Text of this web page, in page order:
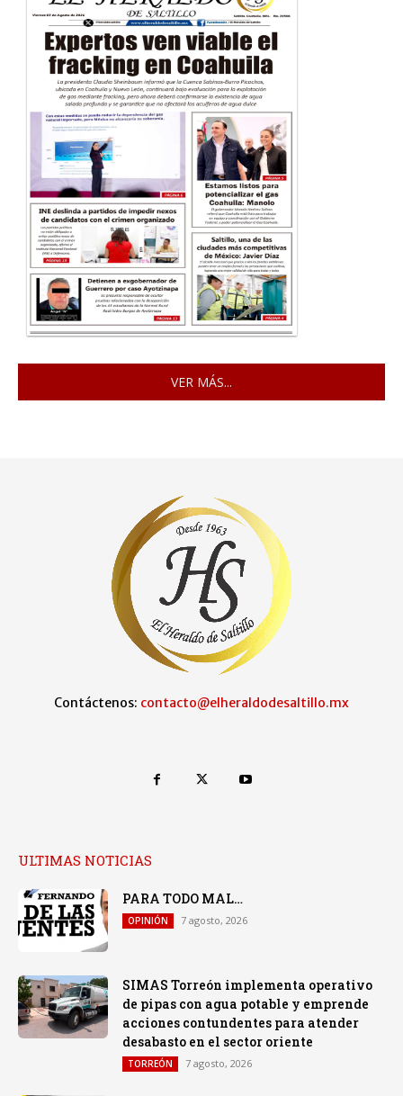
VER MÁS...
Contáctenos: contacto@elheraldodesaltillo.mx
ULTIMAS NOTICIAS
PARA TODO MAL…
OPINIÓN 7 agosto, 2026
SIMAS Torreón implementa operativo
de pipas con agua potable y emprende
acciones contundentes para atender
desabasto en el sector oriente
TORREÓN 7 agosto, 2026